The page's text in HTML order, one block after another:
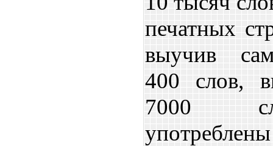
печатных
выучив
400 слов,
7000
употреблены